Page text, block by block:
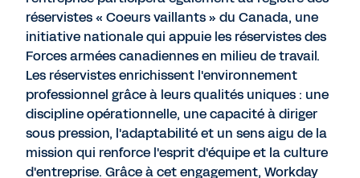
réservistes « Coeurs vaillants » du Canada, une
initiative nationale qui appuie les réservistes des
Forces armées canadiennes en milieu de travail.
Les réservistes enrichissent l'environnement
professionnel grâce à leurs qualités uniques : une
discipline opérationnelle, une capacité à diriger
sous pression, l'adaptabilité et un sens aigu de la
mission qui renforce l'esprit d'équipe et la culture
d'entreprise. Grâce à cet engagement, Workday